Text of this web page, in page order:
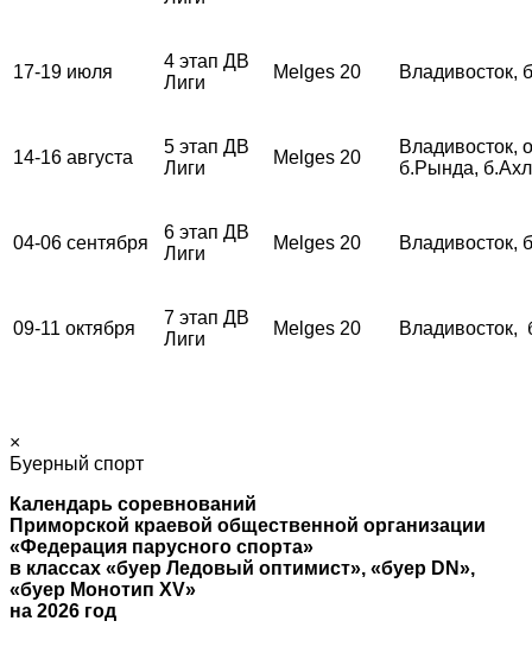
17-19 июля
4 этап ДВ
Лиги
Melges 20 Владивосток,
14-16 августа
5 этап ДВ
Лиги
Melges 20
Владивосток,
б.Рында,
04-06 сентября
6 этап ДВ
Лиги
Melges 20 Владивосток,
09-11 октября
7 этап ДВ
Лиги
Melges 20 Владивосток,
×
Буерный спорт
Календарь соревнований
Приморской краевой общественной организации
«Федерация парусного спорта»
в классах «буер Ледовый оптимист», «буер DN»,
«буер Монотип XV»
на 2026 год